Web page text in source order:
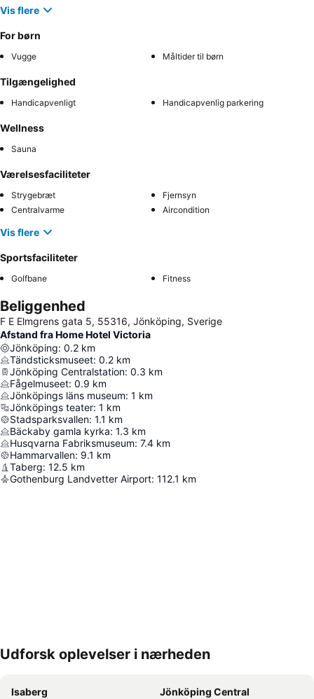
Vis flere
For børn
Vugge Måltider til børn
Tilgængelighed
Handicapvenligt Handicapvenlig parkering
Wellness
Sauna
Værelsesfaciliteter
Strygebræt
Fjernsyn
Centralvarme
Aircondition
Vis flere
Sportsfaciliteter
Golfbane Fitness
Beliggenhed
F E Elmgrens gata 5, 55316, Jönköping, Sverige
Afstand fra Home Hotel Victoria
Jönköping: 0.2 km
Tändsticksmuseet: 0.2 km
Jönköping Centralstation: 0.3 km
Fågelmuseet: 0.9 km
Jönköpings läns museum: 1 km
Jönköpings teater: 1 km
Stadsparksvallen: 1.1 km
Bäckaby gamla kyrka: 1.3 km
Husqvarna Fabriksmuseum: 7.4 km
Hammarvallen: 9.1 km
Taberg: 12.5 km
Gothenburg Landvetter Airport: 112.1 km
Udvid kort
Udforsk oplevelser i nærheden
Isaberg
Jönköping Central